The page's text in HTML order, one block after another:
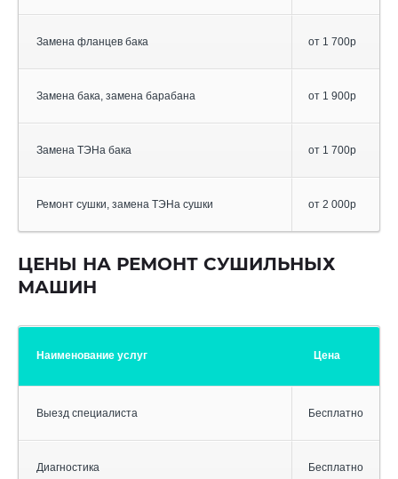
Замена фланцев бака от 1 700р
Замена бака, замена барабана от 1 900р
Замена ТЭНа бака от 1 700р
Ремонт сушки, замена ТЭНа сушки от 2 000р
ЦЕНЫ НА РЕМОНТ СУШИЛЬНЫХ
МАШИН
Наименование услуг Цена
Выезд специалиста Бесплатно
Диагностика Бесплатно